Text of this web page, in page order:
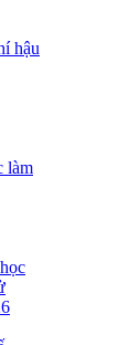
hậu
làm